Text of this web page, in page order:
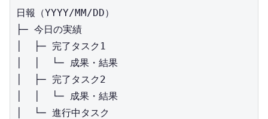
日報（YYYY/MM/DD）
├─ 今日の実績
│  ├─ 完了タスク1
│  │  └─ 成果・結果
│  ├─ 完了タスク2
│  │  └─ 成果・結果
│  └─ 進行中タスク